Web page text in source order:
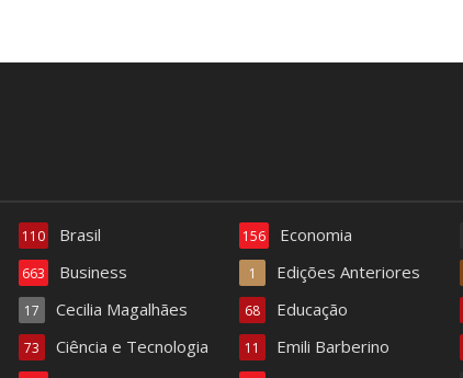
Brasil
110
Business
663
Cecilia Magalhães
17
Ciência e Tecnologia
73
Economia
156
Edições Anteriores
1
Educação
68
Emili Barberino
11